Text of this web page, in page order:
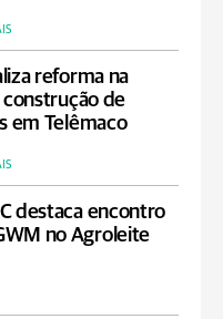
reforma na
construção de
em Telêmaco
destaca encontro
no Agroleite